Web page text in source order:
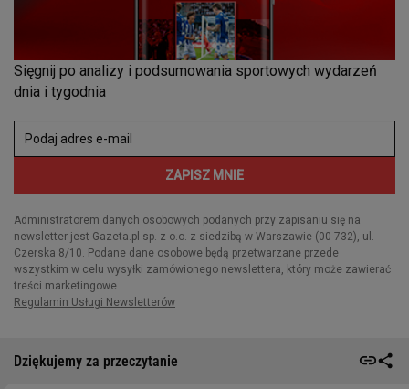
Dziękujemy za przeczytanie